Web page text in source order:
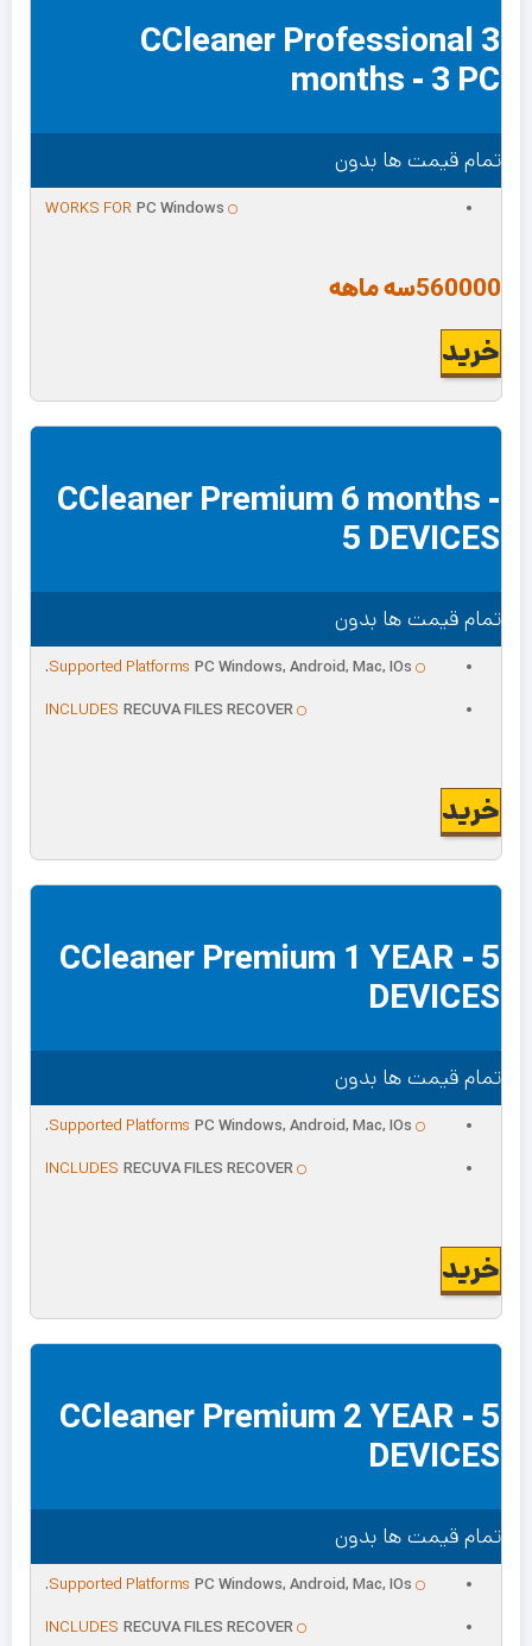
CCleaner Professional 3
months - 3 PC
تمام قیمت ها بدون
WORKS FOR PC Windows
560000سه ماهه
خرید
CCleaner Premium 6 months -
5 DEVICES
تمام قیمت ها بدون
Supported Platforms PC Windows, Android, Mac, IOs.
INCLUDES RECUVA FILES RECOVER
خرید
CCleaner Premium 1 YEAR - 5
DEVICES
تمام قیمت ها بدون
Supported Platforms PC Windows, Android, Mac, IOs.
INCLUDES RECUVA FILES RECOVER
خرید
CCleaner Premium 2 YEAR - 5
DEVICES
تمام قیمت ها بدون
Supported Platforms PC Windows, Android, Mac, IOs.
INCLUDES RECUVA FILES RECOVER